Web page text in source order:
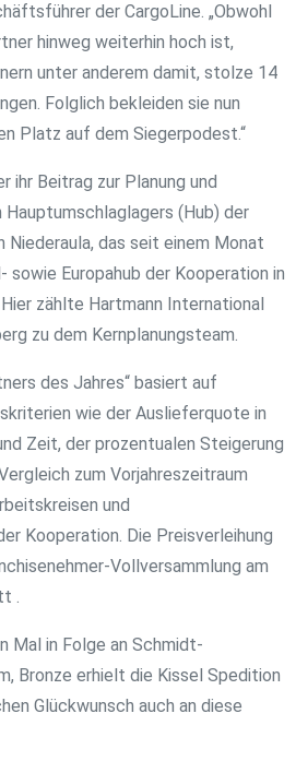
der CargoLine. „Obwohl
hinweg weiterhin hoch ist,
unter anderem damit, stolze 14
Folglich bekleiden sie nun
Platz auf dem Siegerpodest.“
ihr Beitrag zur Planung und
(Hub) der
Niederaula, das seit einem Monat
Europahub der Kooperation in
zählte Hartmann International
zu dem Kernplanungsteam.
des Jahres“ basiert auf
wie der Auslieferquote in
Zeit, der prozentualen Steigerung
zum Vorjahreszeitraum
und
Kooperation. Die Preisverleihung
Vollversammlung am
.
Mal in Folge an Schmidt-
Bronze erhielt die Kissel Spedition
Glückwunsch auch an diese